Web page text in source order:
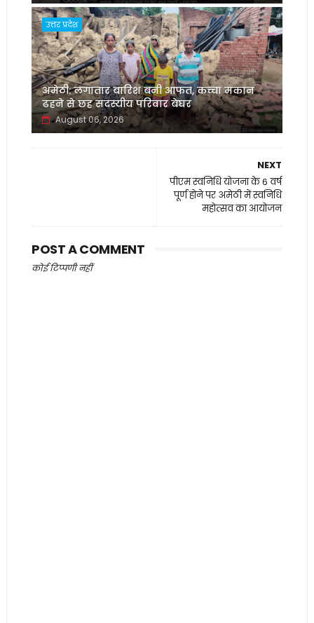
उत्तर प्रदेश
अमेठी: लगातार बारिश बनी आफत, कच्चा मकान
ढहने से छह सदस्यीय परिवार बेघर
August 06, 2026
NEXT
पीएम स्वनिधि योजना के 6 वर्ष
पूर्ण होने पर अमेठी में स्वनिधि
महोत्सव का आयोजन
POST A COMMENT
कोई टिप्पणी नहीं